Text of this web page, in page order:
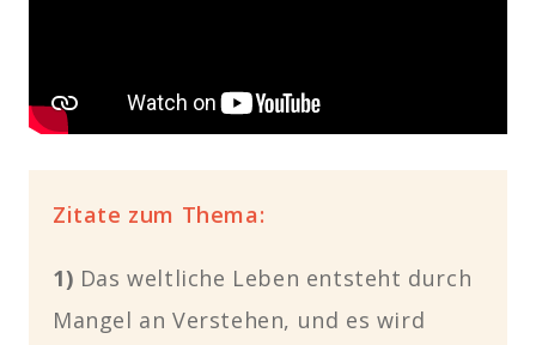
Zitate zum Thema:
1) Das weltliche Leben entsteht durch
Mangel an Verstehen, und es wird